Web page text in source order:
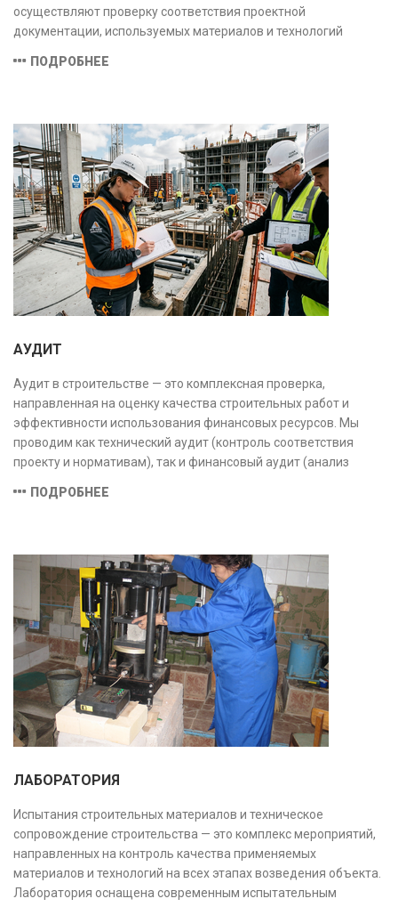
осуществляют проверку соответствия проектной
документации, используемых материалов и технологий
безопасность и надёжность объекта.
ПОДРОБНЕЕ
АУДИТ
Аудит в строительстве — это комплексная проверка,
направленная на оценку качества строительных работ и
эффективности использования финансовых ресурсов. Мы
проводим как технический аудит (контроль соответствия
проекту и нормативам), так и финансовый аудит (анализ
безопасность и экономическую обоснованность проекта.
ПОДРОБНЕЕ
ЛАБОРАТОРИЯ
Испытания строительных материалов и техническое
сопровождение строительства — это комплекс мероприятий,
направленных на контроль качества применяемых
материалов и технологий на всех этапах возведения объекта.
Лаборатория оснащена современным испытательным